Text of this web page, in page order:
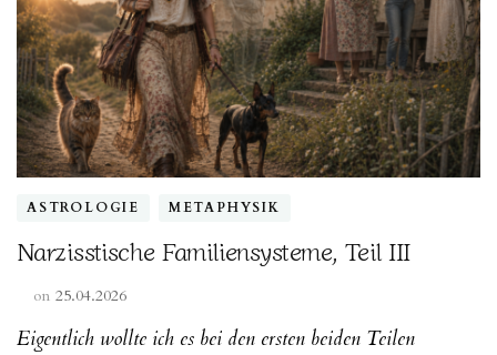
ASTROLOGIE METAPHYSIK
Narzisstische Familiensysteme, Teil III
on 25.04.2026
Eigentlich wollte ich es bei den ersten beiden Teilen